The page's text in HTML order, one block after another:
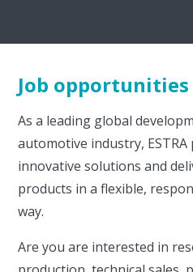
Job opportunities
As a leading global
automotive industry,
innovative solutions and
products in a flexible,
way.
Are you are interested in